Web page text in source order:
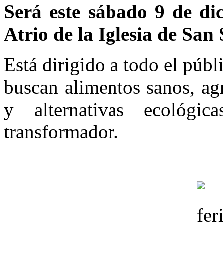
Será este sábado 9 de
Atrio de la Iglesia de
Está dirigido a todo el
buscan alimentos sanos,
y alternativas
transformador.